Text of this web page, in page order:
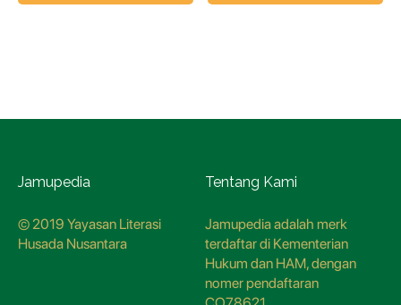
Jamupedia
© 2019 Yayasan Literasi
Husada Nusantara
Tentang Kami
Jamupedia adalah merk
terdaftar di Kementerian
Hukum dan HAM, dengan
nomer pendaftaran